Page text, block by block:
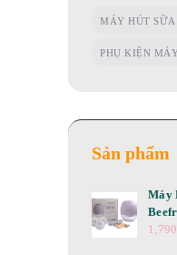
MÁY HÚT SỮA
PHỤ KIỆN
Sản phẩm
Máy